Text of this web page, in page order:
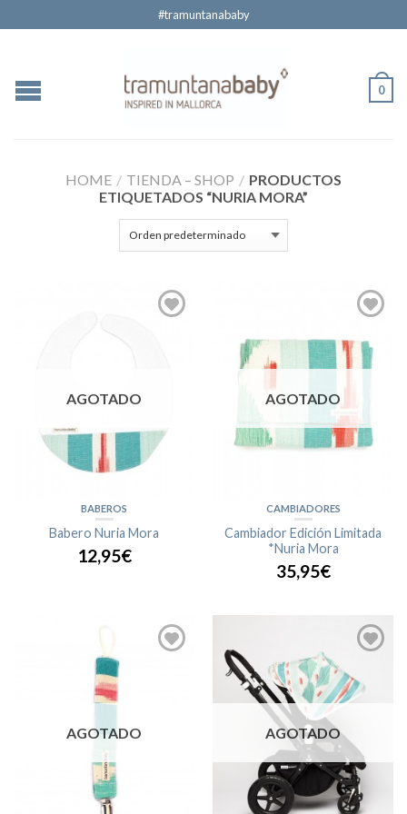
#tramuntanababy
0
HOME / TIENDA – SHOP / PRODUCTOS
ETIQUETADOS “NURIA MORA”
AGOTADO
BABEROS
Babero Nuria Mora
12,95€
AGOTADO
CAMBIADORES
Cambiador Edición Limitada
*Nuria Mora
35,95€
AGOTADO AGOTADO